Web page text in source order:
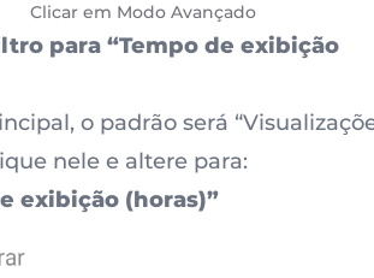
Clicar em Modo Avançado
para “Tempo de exibição
o padrão será
nele e altere para:
exibição (horas)”